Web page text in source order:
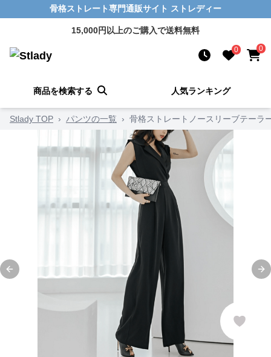
骨格ストレート専門通販サイト ストレディー
15,000円以上のご購入で送料無料
0 0
商品を検索する 人気ランキング
Stlady TOP › パンツの一覧 › 骨格ストレートノースリーブテーラ
Previous slide